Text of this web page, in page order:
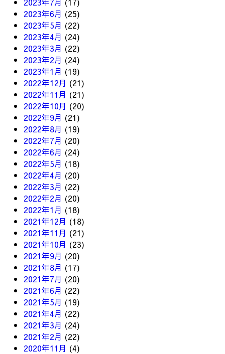
2023年6月 (25)
2023年5月 (22)
2023年4月 (24)
2023年3月 (22)
2023年2月 (24)
2023年1月 (19)
2022年12月 (21)
2022年11月 (21)
2022年10月 (20)
2022年9月 (21)
2022年8月 (19)
2022年7月 (20)
2022年6月 (24)
2022年5月 (18)
2022年4月 (20)
2022年3月 (22)
2022年2月 (20)
2022年1月 (18)
2021年12月 (18)
2021年11月 (21)
2021年10月 (23)
2021年9月 (20)
2021年8月 (17)
2021年7月 (20)
2021年6月 (22)
2021年5月 (19)
2021年4月 (22)
2021年3月 (24)
2021年2月 (22)
2020年11月 (4)